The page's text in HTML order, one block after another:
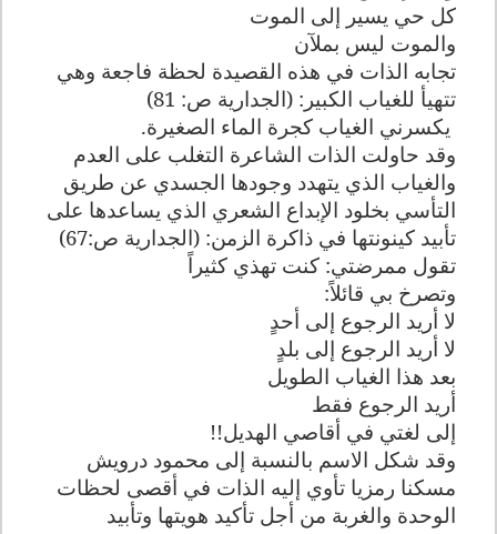
كل حي يسير إلى الموت
والموت ليس بملآن
تجابه الذات في هذه القصيدة لحظة فاجعة وهي
تتهيأ للغياب الكبير: (الجدارية ص: 81)
يكسرني الغياب كجرة الماء الصغيرة.
وقد حاولت الذات الشاعرة التغلب على العدم
والغياب الذي يتهدد وجودها الجسدي عن طريق
التأسي بخلود الإبداع الشعري الذي يساعدها على
تأبيد كينونتها في ذاكرة الزمن: (الجدارية ص:67)
تقول ممرضتي: كنت تهذي كثيراً
وتصرخ بي قائلاً:
لا أريد الرجوع إلى أحدٍ
لا أريد الرجوع إلى بلدٍ
بعد هذا الغياب الطويل
أريد الرجوع فقط
إلى لغتي في أقاصي الهديل!!
وقد شكل الاسم بالنسبة إلى محمود درويش
مسكنا رمزيا تأوي إليه الذات في أقصى لحظات
الوحدة والغربة من أجل تأكيد هويتها وتأبيد